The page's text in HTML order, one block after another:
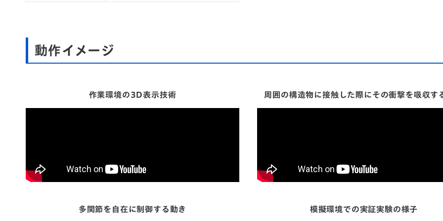
動作イメージ
作業環境の3D表示技術 周囲の構造物に接触した際にその衝撃を吸収す
多関節を自在に制御する動き 模擬環境での実証実験の様子